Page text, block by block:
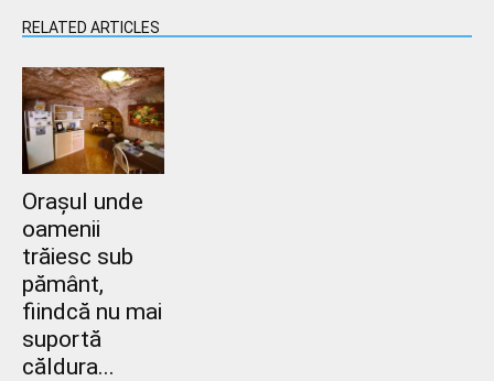
RELATED ARTICLES
Orașul unde
oamenii
trăiesc sub
pământ,
fiindcă nu mai
suportă
căldura...